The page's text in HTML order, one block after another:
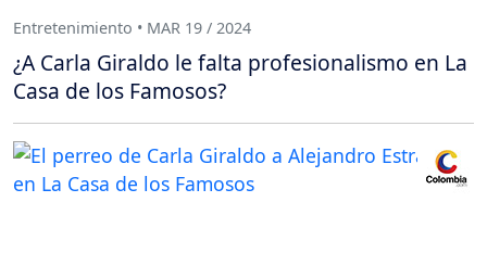
Entretenimiento • MAR 19 / 2024
¿A Carla Giraldo le falta profesionalismo en La
Casa de los Famosos?